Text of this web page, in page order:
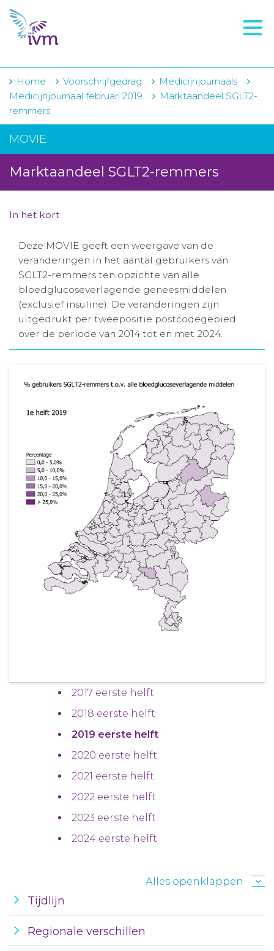
VMI
FTO voorbereiding
IVM-academie
Zorginstellingen
Projecten
Actueel
Winkelwagentje
Aanmelden nieuwsbrief
Inloggen
Home Voorschrijfgedrag
Medicijnjournaals
Medicijnjournaal februari 2019
Marktaandeel SGLT2-
remmers
MOVIE
Marktaandeel SGLT2-remmers
In het kort
Deze MOVIE geeft een weergave van de
veranderingen in het aantal gebruikers van
SGLT2-remmers ten opzichte van alle
bloedglucoseverlagende geneesmiddelen
(exclusief insuline). De veranderingen zijn
uitgedrukt per tweepositie postcodegebied
over de periode van 2014 tot en met 2024.
2017 eerste helft
2018 eerste helft
2019 eerste helft
2020 eerste helft
2021 eerste helft
2022 eerste helft
2023 eerste helft
2024 eerste helft
Alles openklappen
Tijdlijn
Regionale verschillen